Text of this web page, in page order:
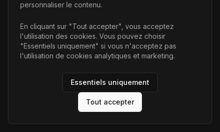
Liens
Accueil
Articles
AI Futur. Tous droits réservés.
personnaliser le contenu.
En cliquant sur "Tout accepter", vous acceptez
l'utilisation des cookies. Vous pouvez choisir
"Essentiels uniquement" si vous n'acceptez pas
l'utilisation de cookies analytiques et marketing.
Essentiels uniquement
Tout accepter